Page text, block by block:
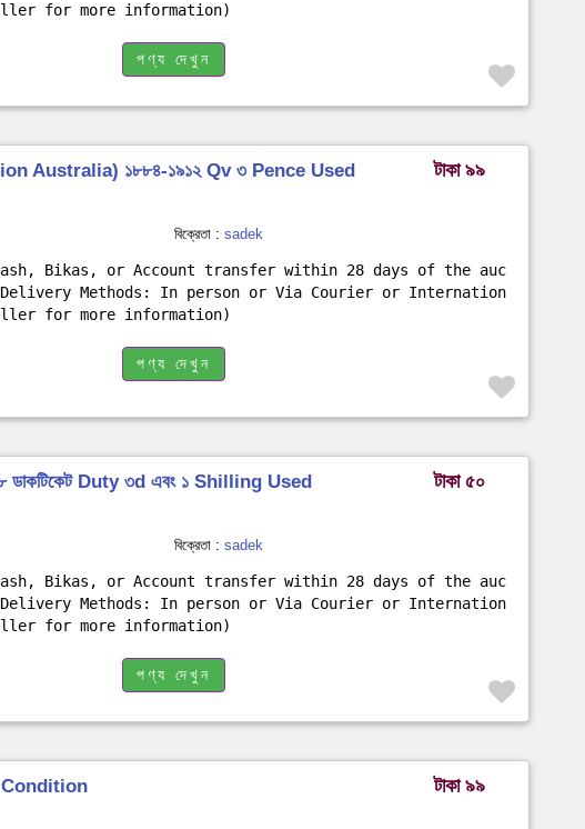
for more information)
পণ্য দেখুন
Australia) ১৮৮৪-১৯১২ Qv ৩ Pence Used টাকা ৯৯
বিক্রেতা : sadek
cash, Bikas, or Account transfer within 28 days of the auc
Methods: In person or Via Courier or Internation
for more information)
পণ্য দেখুন
ডাকটিকেট Duty ৩d এবং ১ Shilling Used টাকা ৫০
বিক্রেতা : sadek
cash, Bikas, or Account transfer within 28 days of the auc
Methods: In person or Via Courier or Internation
for more information)
পণ্য দেখুন
Condition টাকা ৯৯